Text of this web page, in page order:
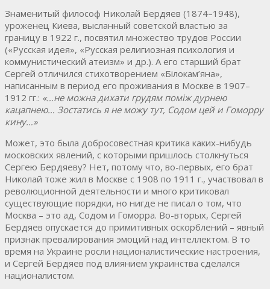
Знаменитый философ Николай Бердяев (1874–1948),
уроженец Киева, высланный советской властью за
границу в 1922 г., посвятил множество трудов России
(«Русская идея», «Русская религиозная психология и
коммунистический атеизм» и др.). А его старший брат
Сергей отличился стихотворением «Бiлокам’яна»,
написанным в период его проживания в Москве в 1907–
1912 гг.: «…не можна дихати грудям помiж дурнею
кацапнею… Зостатись я не можу тут, Содом цей и Гоморру
кину…»
Может, это была добросовестная критика каких-нибудь
московских явлений, с которыми пришлось столкнуться
Сергею Бердяеву? Нет, потому что, во-первых, его брат
Николай тоже жил в Москве с 1908 по 1911 г., участвовал в
революционной деятельности и много критиковал
существующие порядки, но нигде не писал о том, что
Москва – это ад, Содом и Гоморра. Во-вторых, Сергей
Бердяев опускается до примитивных оскорблений – явный
признак превалирования эмоций над интеллектом. В то
время на Украине росли националистические настроения,
и Сергей Бердяев под влиянием украинства сделался
националистом.